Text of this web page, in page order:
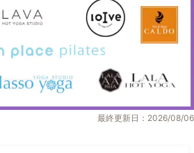
最終更新日：2026/08/06